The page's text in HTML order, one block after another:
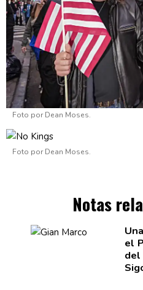
Foto por Dean Moses.
Foto por Dean Moses.
Notas
el
del